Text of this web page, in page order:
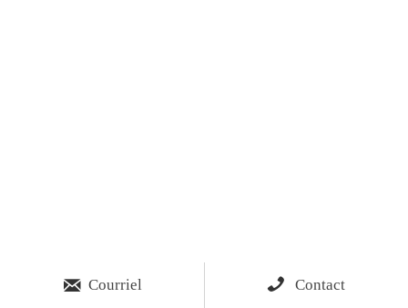
 Courriel  Contact